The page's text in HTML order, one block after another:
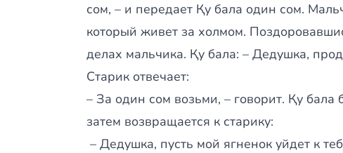
сом, – и передает Қу бала один сом.
который живет за холмом.
делах мальчика. Қу бала: – Дедушка,
Старик отвечает:
– За один сом возьми, – говорит. Қу бала
затем возвращается к старику:
– Дедушка, пусть мой ягненок уйдет к